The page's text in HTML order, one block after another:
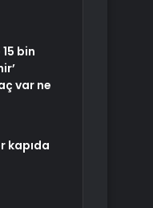
bin
var ne
kapıda